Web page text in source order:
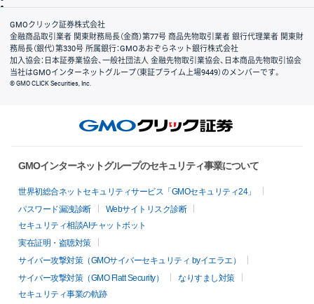
会社案内
GMOクリック証券株式会社
金融商品取引業者 関東財務局長（金商）第77号 商品先物取引業者 銀行代理業者 関東財
務局長（銀代）第330号 所属銀行：GMOあおぞらネット銀行株式会社
加入協会：日本証券業協会、一般社団法人 金融先物取引業協会、日本商品先物取引協会
当社はGMOインターネットグループ（東証プライム上場9449）のメンバーです。
© GMO CLICK Securities, Inc.
GMOインターネットグループのセキュリティ事業について
世界初総合ネットセキュリティサービス「GMOセキュリティ24」
パスワード漏洩診断
Webサイトリスク診断
セキュリティ相談AIチャットボット
実在証明・盗聴対策
サイバー攻撃対策（GMOサイバーセキュリティ byイエラエ）
サイバー攻撃対策（GMO Flatt Security）
なりすまし対策
セキュリティ事業の軌跡